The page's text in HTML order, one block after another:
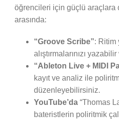
öğrencileri için güçlü araçlara
arasında:
“Groove Scribe”: Ritim
alıştırmalarınızı
“Ableton Live + MIDI
kayıt ve analiz ile
düzenleyebilirsiniz.
YouTube’da“Thomas
bateristlerin poliritmik